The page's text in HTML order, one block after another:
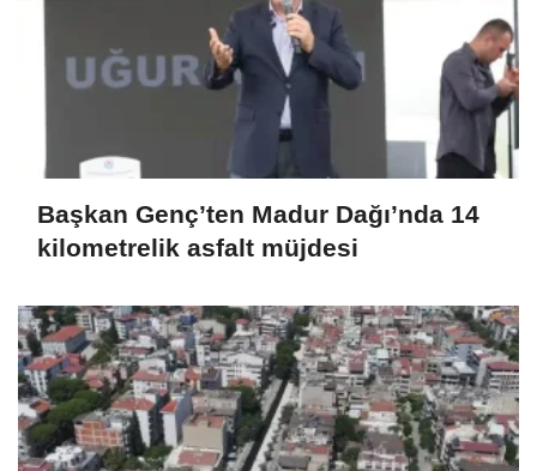
Başkan Genç’ten Madur Dağı’nda 14
kilometrelik asfalt müjdesi